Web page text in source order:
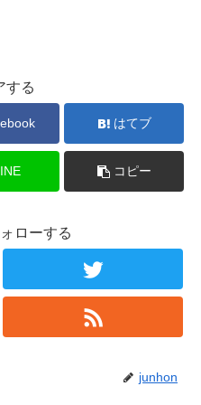
する
はてブ
コピー
ローする
junhon